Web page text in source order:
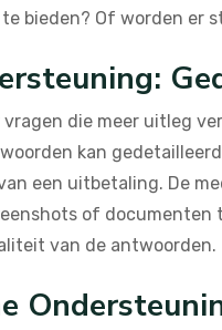
bieden? Of worden er
vragen die meer uitleg
kan
een uitbetaling. De
of
van de antwoorden.